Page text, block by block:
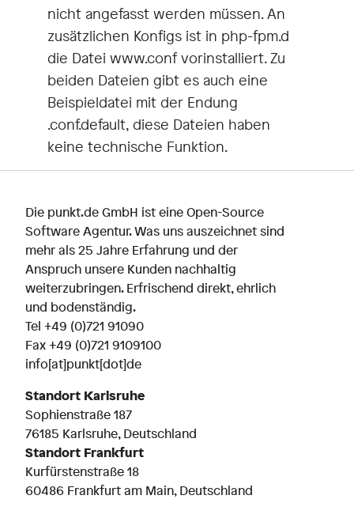
nicht angefasst werden müssen. An
zusätzlichen Konfigs ist in php-fpm.d
die Datei www.conf vorinstalliert. Zu
beiden Dateien gibt es auch eine
Beispieldatei mit der Endung
.conf.default, diese Dateien haben
keine technische Funktion.
Die punkt.de GmbH ist eine Open-Source
Software Agentur. Was uns auszeichnet sind
mehr als 25 Jahre Erfahrung und der
Anspruch unsere Kunden nachhaltig
weiterzubringen. Erfrischend direkt, ehrlich
und bodenständig.
Tel +49 (0)721 91090
Fax +49 (0)721 9109100
info[at]punkt[dot]de
Standort Karlsruhe
Sophienstraße 187
76185 Karlsruhe, Deutschland
Standort Frankfurt
Kurfürstenstraße 18
60486 Frankfurt am Main, Deutschland